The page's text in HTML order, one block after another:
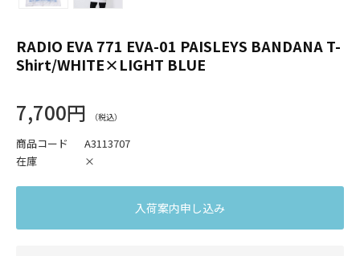
RADIO EVA 771 EVA-01 PAISLEYS BANDANA T-
Shirt/WHITE×LIGHT BLUE
7,700円
商品コード
A3113707
在庫
×
入荷案内申し込み